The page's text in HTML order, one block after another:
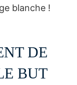
blanche !
DE
BUT